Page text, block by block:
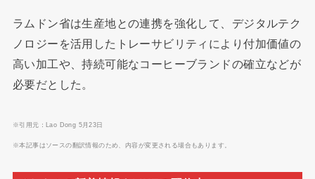
ラムドン省は生産地との連携を強化して、デジタルテク
ノロジーを活用したトレーサビリティにより付加価値の
高い加工や、持続可能なコーヒーブランドの確立などが
必要だとした。
※引用元：Lao Dong 5月23日
※本記事はソースの翻訳情報のため、内容が変更される場合もあります。